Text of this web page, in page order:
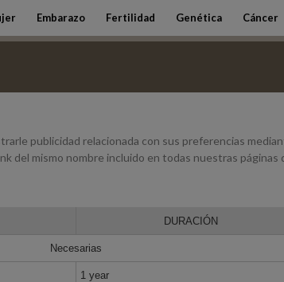
Embarazo Fertilidad Genética Cáncer
publicidad relacionada con sus preferencias
del mismo nombre incluido en todas nuestras
DURACIÓN
Necesarias
1 year